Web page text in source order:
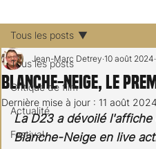
Tous les posts
Critique de film
Actualité
Festival
Tous les posts
Blanche-Neige, le
Jean-Marc Detrey 10 août 2024
Dernière mise à jour : 11 août 2024
La D23 a dévoilé
Blanche-Neige en live